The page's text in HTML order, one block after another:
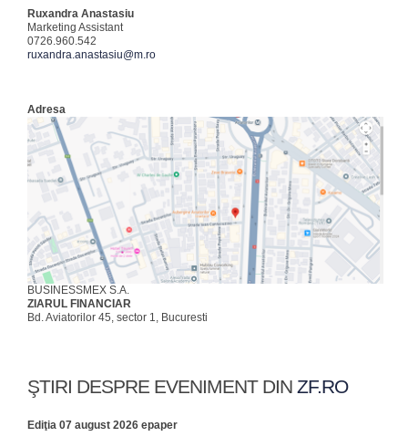
Ruxandra Anastasiu
Marketing Assistant
0726.960.542
ruxandra.anastasiu@m.ro
Adresa
BUSINESSMEX S.A.
ZIARUL FINANCIAR
Bd. Aviatorilor 45, sector 1, Bucuresti
ŞTIRI DESPRE EVENIMENT DIN ZF.RO
Ediţia 07 august 2026 epaper